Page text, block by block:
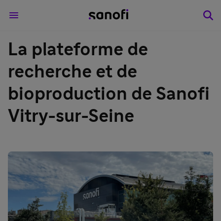
La plateforme de
recherche et de
bioproduction de Sanofi
Vitry-sur-Seine